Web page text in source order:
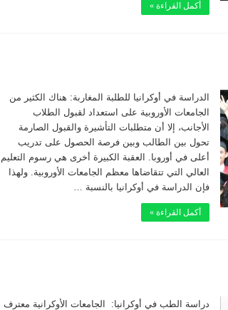
أكمل القراءة »
الدراسة في أوكرانيا للطلبة المغاربة: هناك الكثير من
الجامعات الأوروبية على استعداد لقبول الطلاب
الأجانب، إلا أن متطلبات التأشيرة والقبول الصارمة
تحول بين الطالب وبين فرصة الحصول على تدريب
أعلى في أوروبا. العقبة الكبيرة أخرى هي رسوم التعليم
العالي التي تتقاضاها معظم الجامعات الأوروبية. ولهذا
فإن الدراسة في أوكرانيا بالنسبة …
أكمل القراءة »
دراسة الطب في أوكرانيا: الجامعات الأوكرانية معترف